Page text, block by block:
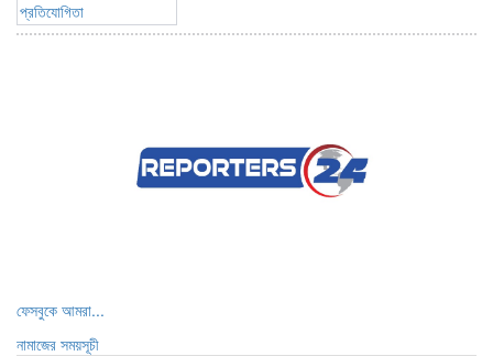
ট্রাম্পের বিরুদ্ধে ফের সরব গ্র্যামিজয়ী এই
গায়িকা
ফেসবুকে আমরা...
নামাজের সময়সূচী